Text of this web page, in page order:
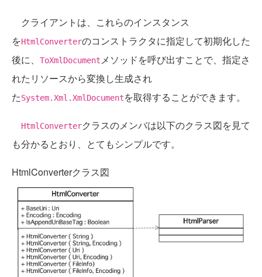
クライアントは、これらのインスタンス
をHtmlConverterのコンストラクタに指定して初期化した
後に、
ToXmlDocument メソッドを呼び出すことで、指定さ
れたリソースから変換し生成され
たSystem.Xml.XmlDocumentを取得することができます。
HtmlConverterクラスのメンバは以下のクラス図を見て
も分かるとおり、とてもシンプルです。
HtmlConverterクラス図